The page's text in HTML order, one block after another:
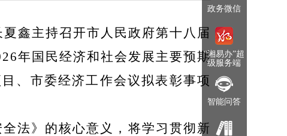
鑫主持召开市人民政府第十八届
年国民经济和社会发展主要预期
、市委经济工作会议拟表彰事项
法》的核心意义，将学习贯彻新
政务微信
“湘易办”超
级服务端
智能问答